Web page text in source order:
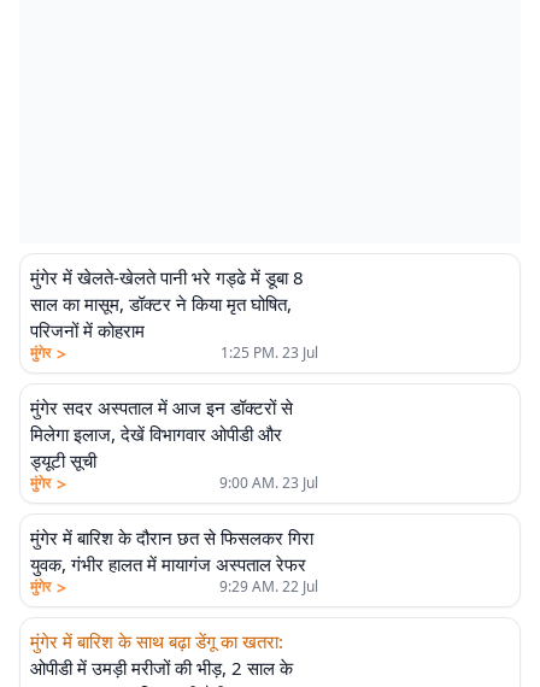
मुंगेर में खेलते-खेलते पानी भरे गड्ढे में डूबा 8
साल का मासूम, डॉक्टर ने किया मृत घोषित,
परिजनों में कोहराम
मुंगेर > 1:25 PM. 23 Jul
मुंगेर सदर अस्पताल में आज इन डॉक्टरों से
मिलेगा इलाज, देखें विभागवार ओपीडी और
ड्यूटी सूची
मुंगेर > 9:00 AM. 23 Jul
मुंगेर में बारिश के दौरान छत से फिसलकर गिरा
युवक, गंभीर हालत में मायागंज अस्पताल रेफर
मुंगेर > 9:29 AM. 22 Jul
मुंगेर में बारिश के साथ बढ़ा डेंगू का खतरा:
ओपीडी में उमड़ी मरीजों की भीड़, 2 साल के